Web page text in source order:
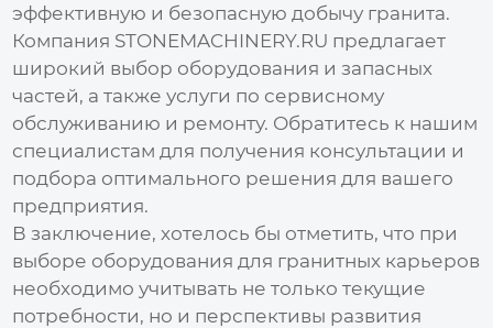
эффективную и безопасную добычу гранита.
Компания STONEMACHINERY.RU предлагает
широкий выбор оборудования и запасных
частей, а также услуги по сервисному
обслуживанию и ремонту. Обратитесь к нашим
специалистам для получения консультации и
подбора оптимального решения для вашего
предприятия.
В заключение, хотелось бы отметить, что при
выборе оборудования для гранитных карьеров
необходимо учитывать не только текущие
потребности, но и перспективы развития